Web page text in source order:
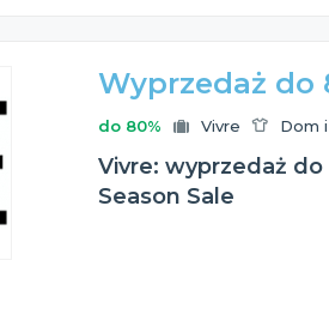
Wyprzedaż do
do 80% Vivre Dom
Vivre: wyprzedaż
Season Sale